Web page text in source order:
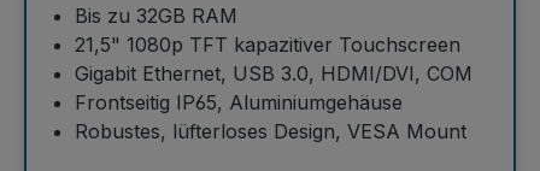
Bis zu 32GB RAM
21,5" 1080p TFT kapazitiver Touchscreen
Gigabit Ethernet, USB 3.0, HDMI/DVI, COM
Frontseitig IP65, Aluminiumgehäuse
Robustes, lüfterloses Design, VESA Mount